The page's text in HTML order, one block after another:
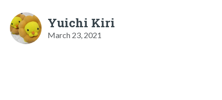
Yuichi Kiri
March 23, 2021